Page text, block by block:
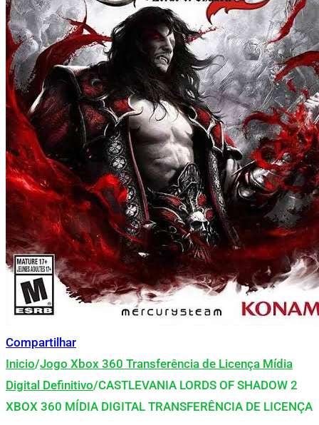
Compartilhar
Inicio/Jogo Xbox 360 Transferência de Licença Mídia
Digital Definitivo/CASTLEVANIA LORDS OF SHADOW 2
XBOX 360 MÍDIA DIGITAL TRANSFERÊNCIA DE LICENÇA